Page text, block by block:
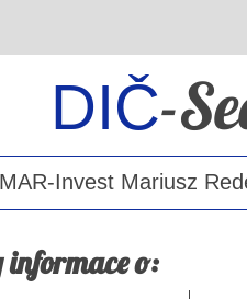
DIČ-
informace o: